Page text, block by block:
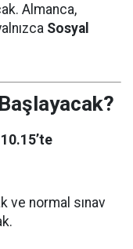
Almanca,
Sosyal
ve normal sınav